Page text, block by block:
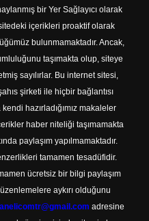
bir Yer Sağlayıcı olarak
içerikleri proaktif olarak
bulunmamaktadır. Ancak,
taşımakta olup, siteye
sayılırlar. Bu internet sitesi,
şirketi ile hiçbir bağlantısı
hazırladığımız makaleler
haber niteliği taşımamakta
paylaşım yapılmamaktadır.
tamamen tesadüfidir.
ücretsiz bir bilgi paylaşım
aykırı olduğunu
adresine